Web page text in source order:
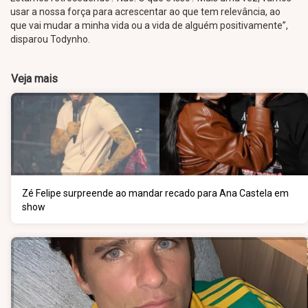
usar a nossa força para acrescentar ao que tem relevância, ao
que vai mudar a minha vida ou a vida de alguém positivamente”,
disparou Todynho.
Veja mais
Zé Felipe surpreende ao mandar recado para Ana Castela em
show